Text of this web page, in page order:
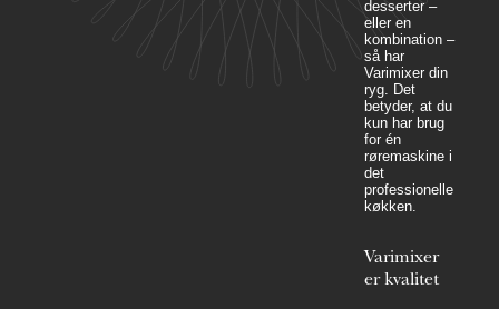
desserter –
eller en
kombination –
så har
Varimixer din
ryg. Det
betyder, at du
kun har brug
for én
røremaskine i
det
professionelle
køkken.
Varimixer
er kvalitet